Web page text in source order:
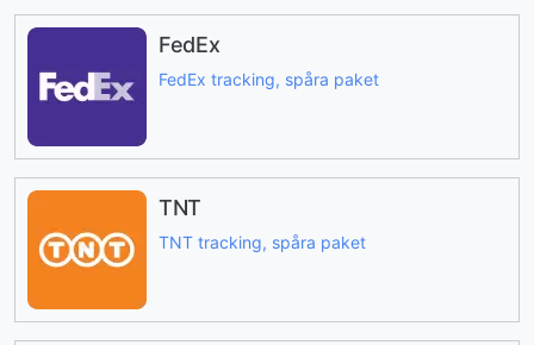
FedEx
FedEx tracking, spåra paket
TNT
TNT tracking, spåra paket